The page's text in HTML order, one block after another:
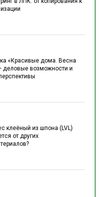
«Красивые дома. Весна
деловые возможности и
клеёный из шпона (LVL)
от других